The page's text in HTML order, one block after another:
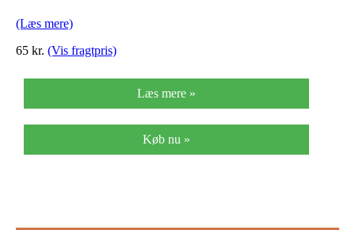
(Læs mere)
65 kr. (Vis fragtpris)
Læs mere »
Køb nu »